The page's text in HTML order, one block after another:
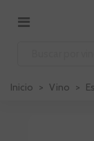
Inicio > Vino >